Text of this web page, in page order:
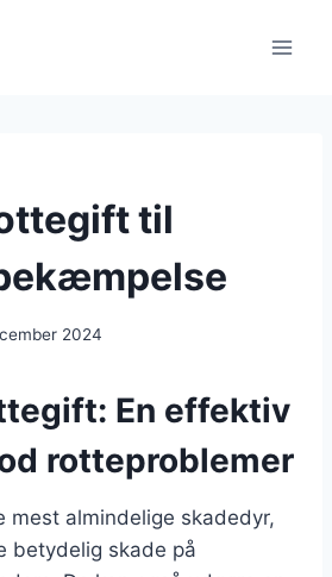
til
2024
En effektiv
rotteproblemer
mest almindelige skadedyr,
betydelig skade på